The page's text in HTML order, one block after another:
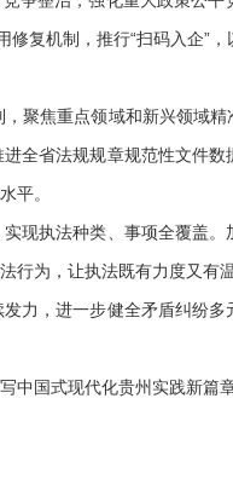
复机制，推行“扫码入企”
聚焦重点领域和新兴领域精
全省法规规章规范性文件
平。
现执法种类、事项全覆盖。
行为，让执法既有力度又有温
力，进一步健全矛盾纠纷多
国式现代化贵州实践新篇章